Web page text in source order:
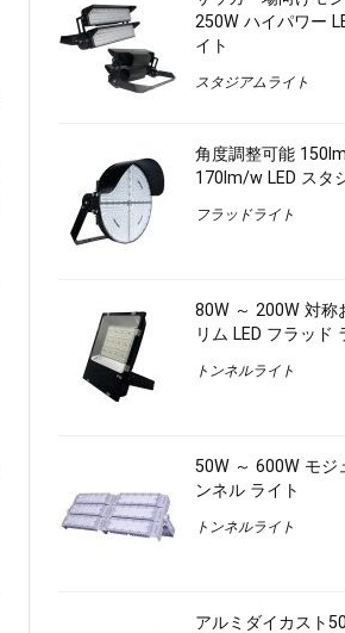
250W ハイパワー
イト
スタジアムライト
角度調整可能
170lm/w LED スタ
フラッドライト
80W ～ 200W 対称
リム LED フラッド
トンネルライト
50W ～ 600W モジ
ンネル ライト
トンネルライト
アルミダイカスト